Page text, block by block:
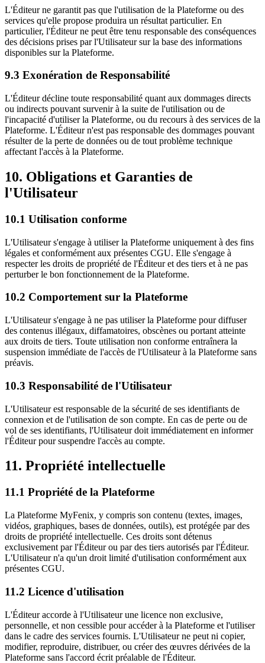
L'Éditeur ne garantit pas que l'utilisation de la Plateforme ou des
services qu'elle propose produira un résultat particulier. En
particulier, l'Éditeur ne peut être tenu responsable des conséquences
des décisions prises par l'Utilisateur sur la base des informations
disponibles sur la Plateforme.
9.3 Exonération de Responsabilité
L'Éditeur décline toute responsabilité quant aux dommages directs
ou indirects pouvant survenir à la suite de l'utilisation ou de
l'incapacité d'utiliser la Plateforme, ou du recours à des services de la
Plateforme. L'Éditeur n'est pas responsable des dommages pouvant
résulter de la perte de données ou de tout problème technique
affectant l'accès à la Plateforme.
10. Obligations et Garanties de
l'Utilisateur
10.1 Utilisation conforme
L'Utilisateur s'engage à utiliser la Plateforme uniquement à des fins
légales et conformément aux présentes CGU. Elle s'engage à
respecter les droits de propriété de l'Éditeur et des tiers et à ne pas
perturber le bon fonctionnement de la Plateforme.
10.2 Comportement sur la Plateforme
L'Utilisateur s'engage à ne pas utiliser la Plateforme pour diffuser
des contenus illégaux, diffamatoires, obscènes ou portant atteinte
aux droits de tiers. Toute utilisation non conforme entraînera la
suspension immédiate de l'accès de l'Utilisateur à la Plateforme sans
préavis.
10.3 Responsabilité de l'Utilisateur
L'Utilisateur est responsable de la sécurité de ses identifiants de
connexion et de l'utilisation de son compte. En cas de perte ou de
vol de ses identifiants, l'Utilisateur doit immédiatement en informer
l'Éditeur pour suspendre l'accès au compte.
11. Propriété intellectuelle
11.1 Propriété de la Plateforme
La Plateforme MyFenix, y compris son contenu (textes, images,
vidéos, graphiques, bases de données, outils), est protégée par des
droits de propriété intellectuelle. Ces droits sont détenus
exclusivement par l'Éditeur ou par des tiers autorisés par l'Éditeur.
L'Utilisateur n'a qu'un droit limité d'utilisation conformément aux
présentes CGU.
11.2 Licence d'utilisation
L'Éditeur accorde à l'Utilisateur une licence non exclusive,
personnelle, et non cessible pour accéder à la Plateforme et l'utiliser
dans le cadre des services fournis. L'Utilisateur ne peut ni copier,
modifier, reproduire, distribuer, ou créer des œuvres dérivées de la
Plateforme sans l'accord écrit préalable de l'Éditeur.